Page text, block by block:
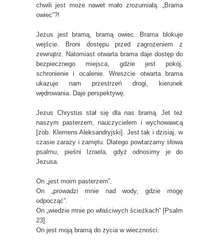
chwili jest może nawet mało zrozumiałą. „Brama
owiec”?!
Jezus jest bramą, bramą owiec. Brama blokuje
wejście. Broni dostępu przed zagrożeniem z
zewnątrz. Natomiast otwarta brama daje dostęp do
bezpiecznego miejsca, gdzie jest pokój,
schronienie i ocalenie. Wreszcie otwarta brama
ukazuje nam przestrzeń drogi, kierunek
wędrowania. Daje perspektywę.
Jezus Chrystus stał się dla nas bramą. Jet też
naszym pasterzem, nauczycielem i wychowawcą
[zob. Klemens Aleksandryjski]. Jest tak i dzisiaj, w
czasie zarazy i zamętu. Dlatego powtarzamy słowa
psalmu, pieśni Izraela, gdyż odnosimy je do
Jezusa.
On „jest moim pasterzem”.
On „prowadzi mnie nad wody, gdzie mogę
odpocząć”.
On „wiedzie mnie po właściwych ścieżkach” [Psalm
23].
On jest moją bramą do życia w wieczności.